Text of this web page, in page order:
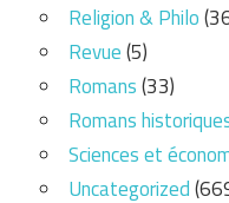
Religion & Philo
Revue(5)
Romans(33)
Romans
Sciences et
Uncategorized